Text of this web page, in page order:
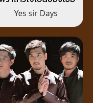
Yes sir Days